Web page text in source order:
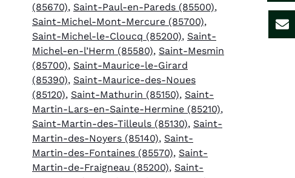
(85670), Saint-Paul-en-Pareds (85500),
Saint-Michel-Mont-Mercure (85700),
Saint-Michel-le-Cloucq (85200), Saint-
Michel-en-l’Herm (85580), Saint-Mesmin
(85700), Saint-Maurice-le-Girard
(85390), Saint-Maurice-des-Noues
(85120), Saint-Mathurin (85150), Saint-
Martin-Lars-en-Sainte-Hermine (85210),
Saint-Martin-des-Tilleuls (85130), Saint-
Martin-des-Noyers (85140), Saint-
Martin-des-Fontaines (85570), Saint-
Martin-de-Fraigneau (85200), Saint-